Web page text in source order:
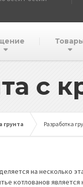
с
грунта Разработка
на несколько
котлованов